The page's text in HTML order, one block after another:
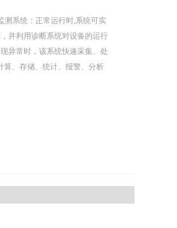
测系统：正常运行时,系统可实
并利用诊断系统对设备的运行
异常时，该系统快速采集、处
算、存储、统计、报警、分析